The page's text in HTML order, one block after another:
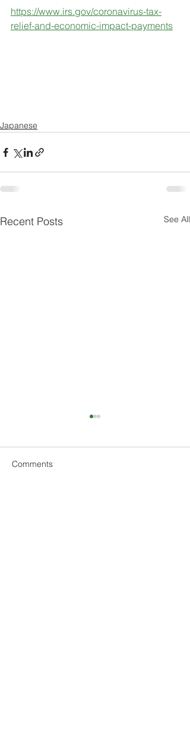
https://www.irs.gov/coronavirus-tax-
relief-and-economic-impact-payments
Japanese
Recent Posts See All
Comments